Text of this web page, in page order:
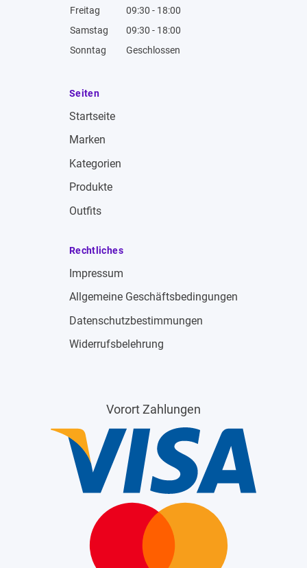
Freitag
09:30 - 18:00
Samstag
09:30 - 18:00
Sonntag
Geschlossen
Seiten
Startseite
Marken
Kategorien
Produkte
Outfits
Rechtliches
Impressum
Allgemeine Geschäftsbedingungen
Datenschutzbestimmungen
Widerrufsbelehrung
Vorort Zahlungen